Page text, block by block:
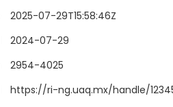
2025-07-29T15:58:46Z
2024-07-29
2954-4025
https://ri-ng.uaq.mx/handle/